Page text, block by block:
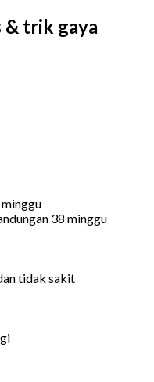
trik gaya
38 minggu
tidak sakit